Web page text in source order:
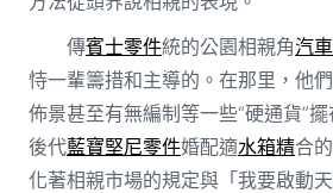
傳賓士零件統的公園相親角汽
恃一輩籌措和主導的。在那里，他
佈景甚至有無編制等一些“硬通貨”
後代藍寶堅尼零件婚配適水箱精合
化著相親市場的規定與「我要啟動